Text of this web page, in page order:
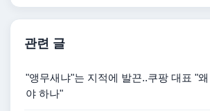
관련 글
"앵무새냐"는 지적에 발끈..쿠팡 대표 "
야 하나"